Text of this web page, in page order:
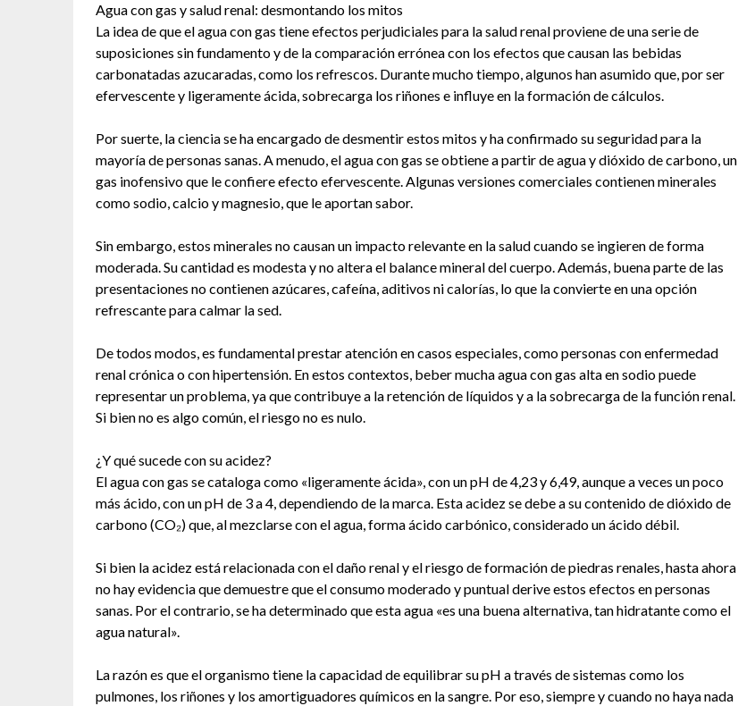
Agua con gas y salud renal: desmontando los mitos
La idea de que el agua con gas tiene efectos perjudiciales para la salud renal proviene de una serie de
suposiciones sin fundamento y de la comparación errónea con los efectos que causan las bebidas
carbonatadas azucaradas, como los refrescos. Durante mucho tiempo, algunos han asumido que, por ser
efervescente y ligeramente ácida, sobrecarga los riñones e influye en la formación de cálculos.
Por suerte, la ciencia se ha encargado de desmentir estos mitos y ha confirmado su seguridad para la
mayoría de personas sanas. A menudo, el agua con gas se obtiene a partir de agua y dióxido de carbono, un
gas inofensivo que le confiere efecto efervescente. Algunas versiones comerciales contienen minerales
como sodio, calcio y magnesio, que le aportan sabor.
Sin embargo, estos minerales no causan un impacto relevante en la salud cuando se ingieren de forma
moderada. Su cantidad es modesta y no altera el balance mineral del cuerpo. Además, buena parte de las
presentaciones no contienen azúcares, cafeína, aditivos ni calorías, lo que la convierte en una opción
refrescante para calmar la sed.
De todos modos, es fundamental prestar atención en casos especiales, como personas con enfermedad
renal crónica o con hipertensión. En estos contextos, beber mucha agua con gas alta en sodio puede
representar un problema, ya que contribuye a la retención de líquidos y a la sobrecarga de la función renal.
Si bien no es algo común, el riesgo no es nulo.
¿Y qué sucede con su acidez?
El agua con gas se cataloga como «ligeramente ácida», con un pH de 4,23 y 6,49, aunque a veces un poco
más ácido, con un pH de 3 a 4, dependiendo de la marca. Esta acidez se debe a su contenido de dióxido de
carbono (CO₂) que, al mezclarse con el agua, forma ácido carbónico, considerado un ácido débil.
Si bien la acidez está relacionada con el daño renal y el riesgo de formación de piedras renales, hasta ahora
no hay evidencia que demuestre que el consumo moderado y puntual derive estos efectos en personas
sanas. Por el contrario, se ha determinado que esta agua «es una buena alternativa, tan hidratante como el
agua natural».
La razón es que el organismo tiene la capacidad de equilibrar su pH a través de sistemas como los
pulmones, los riñones y los amortiguadores químicos en la sangre. Por eso, siempre y cuando no haya nada